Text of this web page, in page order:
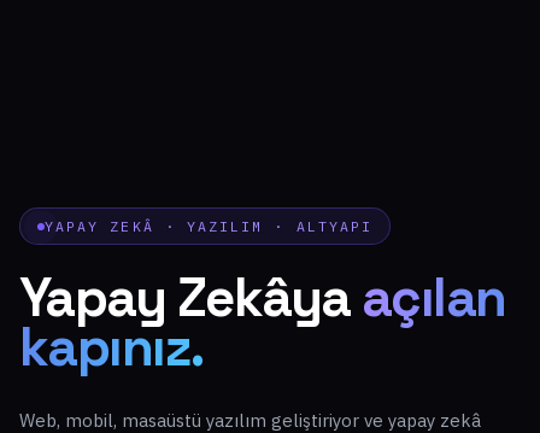
YAPAY ZEKÂ · YAZILIM · ALTYAPI
Yapay Zekâyaaçılan
kapınız.
Web, mobil, masaüstü yazılım geliştiriyor ve yapay zekâ